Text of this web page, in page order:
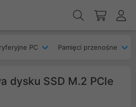
PC Pamięci przenośne
dysku SSD M.2 PCIe